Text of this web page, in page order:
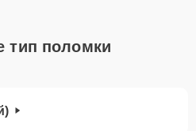
тип поломки